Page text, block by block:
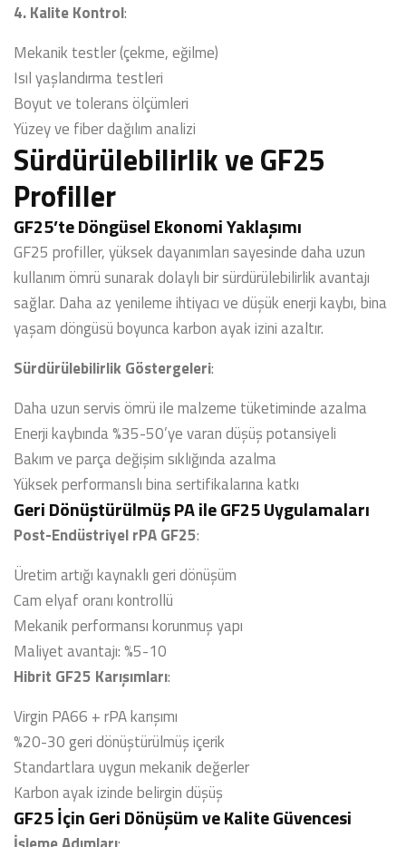
4. Kalite Kontrol:
Mekanik testler (çekme, eğilme)
Isıl yaşlandırma testleri
Boyut ve tolerans ölçümleri
Yüzey ve fiber dağılım analizi
Sürdürülebilirlik ve GF25
Profiller
GF25’te Döngüsel Ekonomi Yaklaşımı
GF25 profiller, yüksek dayanımları sayesinde daha uzun
kullanım ömrü sunarak dolaylı bir sürdürülebilirlik avantajı
sağlar. Daha az yenileme ihtiyacı ve düşük enerji kaybı, bina
yaşam döngüsü boyunca karbon ayak izini azaltır.
Sürdürülebilirlik Göstergeleri:
Daha uzun servis ömrü ile malzeme tüketiminde azalma
Enerji kaybında %35-50’ye varan düşüş potansiyeli
Bakım ve parça değişim sıklığında azalma
Yüksek performanslı bina sertifikalarına katkı
Geri Dönüştürülmüş PA ile GF25 Uygulamaları
Post-Endüstriyel rPA GF25:
Üretim artığı kaynaklı geri dönüşüm
Cam elyaf oranı kontrollü
Mekanik performansı korunmuş yapı
Maliyet avantajı: %5-10
Hibrit GF25 Karışımları:
Virgin PA66 + rPA karışımı
%20-30 geri dönüştürülmüş içerik
Standartlara uygun mekanik değerler
Karbon ayak izinde belirgin düşüş
GF25 İçin Geri Dönüşüm ve Kalite Güvencesi